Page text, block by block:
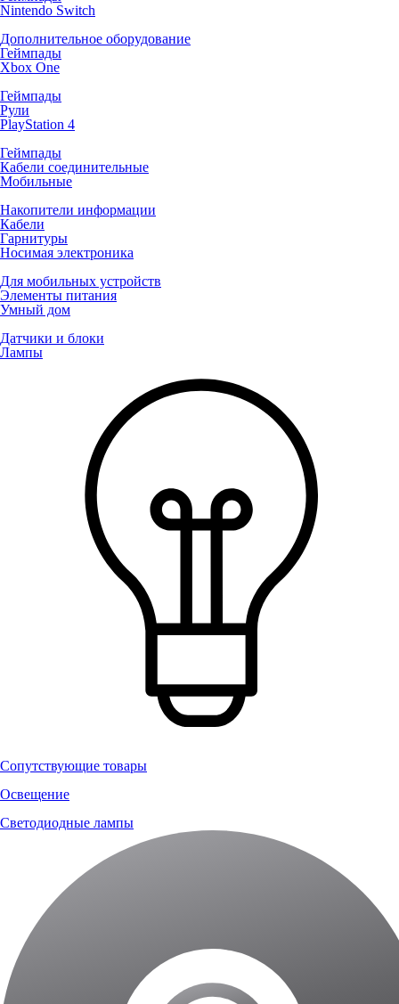
Nintendo Switch
Дополнительное оборудование
Геймпады
Xbox One
Геймпады
Рули
PlayStation 4
Геймпады
Кабели соединительные
Мобильные
Накопители информации
Кабели
Гарнитуры
Носимая электроника
Для мобильных устройств
Элементы питания
Умный дом
Датчики и блоки
Лампы
Сопутствующие товары
Освещение
Светодиодные лампы